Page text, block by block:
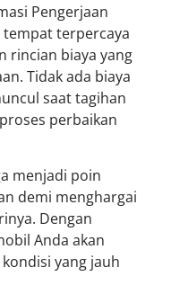
Pengerjaan
terpercaya
rincian biaya yang
Tidak ada biaya
saat tagihan
perbaikan
menjadi poin
demi menghargai
Dengan
Anda akan
yang jauh